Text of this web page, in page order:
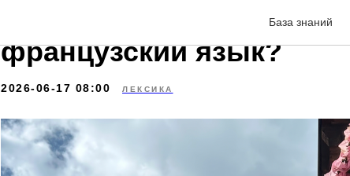
База знаний
В каких глаголах
французский язык?
2026-06-17 08:00 ЛЕКСИКА